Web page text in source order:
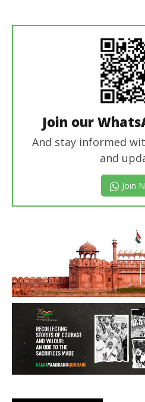
Join our
And stay informed
and
Join